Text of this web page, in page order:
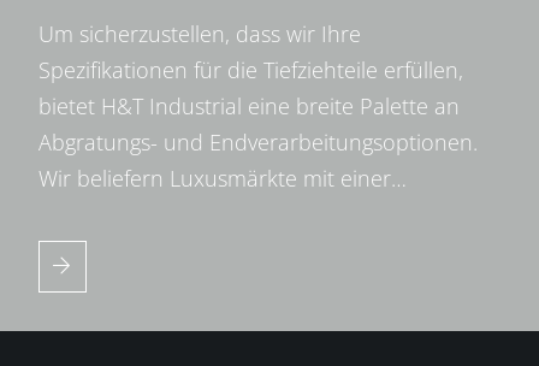
Um sicherzustellen, dass wir Ihre
Spezifikationen für die Tiefziehteile erfüllen,
bietet H&T Industrial eine breite Palette an
Abgratungs- und Endverarbeitungsoptionen.
Wir beliefern Luxusmärkte mit einer…